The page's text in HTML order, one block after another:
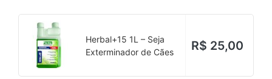
Herbal+15 1L – Seja
Exterminador de Cães
R$ 25,00